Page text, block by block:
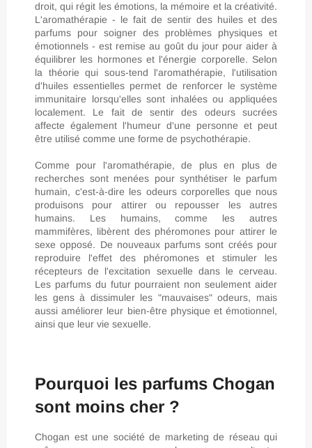
droit, qui régit les émotions, la mémoire et la créativité.
L'aromathérapie - le fait de sentir des huiles et des
parfums pour soigner des problèmes physiques et
émotionnels - est remise au goût du jour pour aider à
équilibrer les hormones et l'énergie corporelle. Selon
la théorie qui sous-tend l'aromathérapie, l'utilisation
d'huiles essentielles permet de renforcer le système
immunitaire lorsqu'elles sont inhalées ou appliquées
localement. Le fait de sentir des odeurs sucrées
affecte également l'humeur d'une personne et peut
être utilisé comme une forme de psychothérapie.
Comme pour l'aromathérapie, de plus en plus de
recherches sont menées pour synthétiser le parfum
humain, c'est-à-dire les odeurs corporelles que nous
produisons pour attirer ou repousser les autres
humains. Les humains, comme les autres
mammifères, libèrent des phéromones pour attirer le
sexe opposé. De nouveaux parfums sont créés pour
reproduire l'effet des phéromones et stimuler les
récepteurs de l'excitation sexuelle dans le cerveau.
Les parfums du futur pourraient non seulement aider
les gens à dissimuler les "mauvaises" odeurs, mais
aussi améliorer leur bien-être physique et émotionnel,
ainsi que leur vie sexuelle.
Pourquoi les parfums Chogan
sont moins cher ?
Chogan est une société de marketing de réseau qui